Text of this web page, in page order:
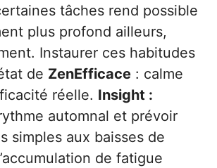
tâches rend possible
plus profond ailleurs,
Instaurer ces habitudes
de ZenEfficace : calme
réelle. Insight :
automnal et prévoir
simples aux baisses de
de fatigue